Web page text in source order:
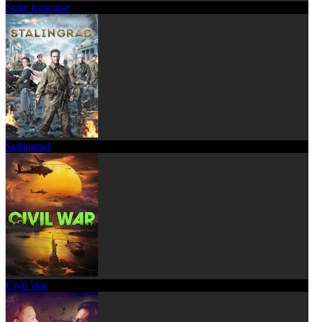
Suite française
Stalingrad
Civil War